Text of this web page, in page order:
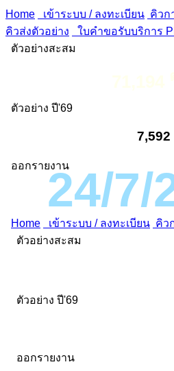
Home เข้าระบบ / ลงทะเบียน คิวก
คิวส่งตัวอย่าง
ใบคำขอรับบริการ
ตัวอย่างสะสม
ตัวอย่าง ปี'69
7,592
ออกรายงาน24/7/